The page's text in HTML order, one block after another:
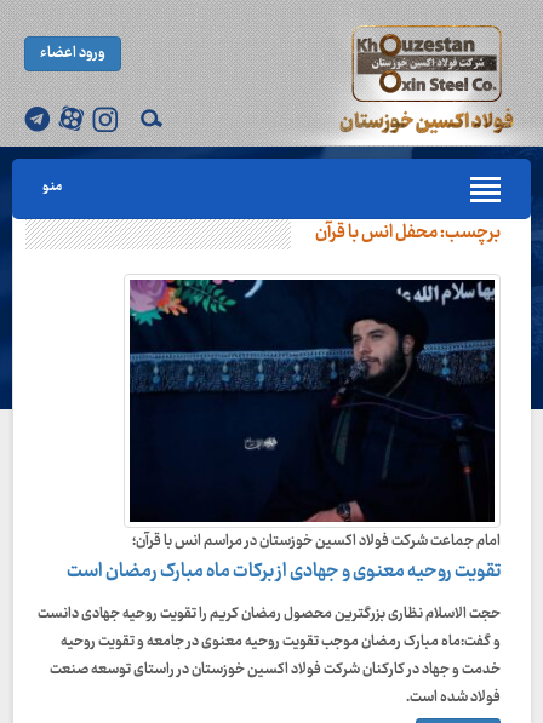
ورود اعضاء
منو
برچسب:محفل انس با قرآن
امام جماعت شرکت فولاد اکسین خوزستان در مراسم انس با قرآن؛
تقویت روحیه معنوی و جهادی از برکات ماه مبارک رمضان است
حجت الاسلام نظاری بزرگترین محصول رمضان کریم را تقویت روحیه جهادی دانست
و گفت:ماه مبارک رمضان موجب تقویت روحیه معنوی در جامعه و تقویت روحیه
خدمت و جهاد در کارکنان شرکت فولاد اکسین خوزستان در راستای توسعه صنعت
فولاد شده است.